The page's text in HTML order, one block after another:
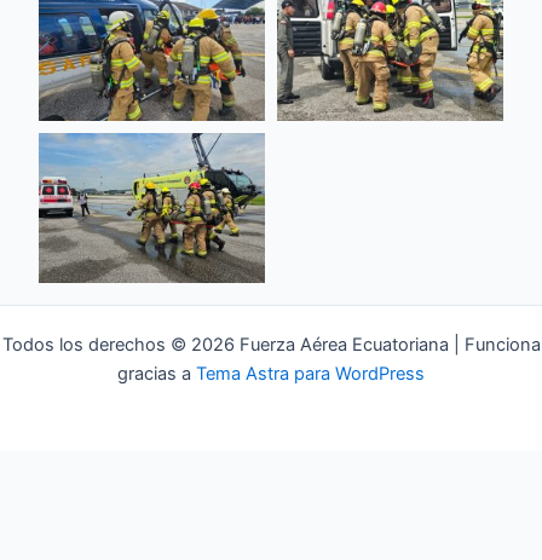
Todos los derechos © 2026 Fuerza Aérea Ecuatoriana | Funciona
gracias a Tema Astra para WordPress